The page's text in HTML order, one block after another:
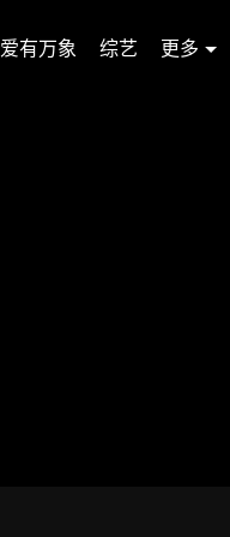
爱有万象 综艺 更多